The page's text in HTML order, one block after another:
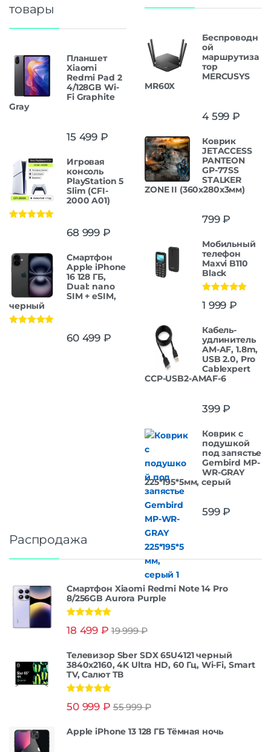
товары
Планшет
Xiaomi
Redmi Pad 2
4/128GB Wi-
Fi Graphite
Gray
15 499 ₽
Игровая
консоль
PlayStation 5
Slim (CFI-
2000 A01)
68 999 ₽
Смартфон
Apple iPhone
16 128 ГБ,
Dual: nano
SIM + eSIM,
черный
60 499 ₽
Беспроводн
ой
маршрутиза
тор
MERCUSYS
MR60X
4 599 ₽
Коврик
JETACCESS
PANTEON
GP-77SS
STALKER
ZONE II (360x280x3мм)
799₽
Мобильный
телефон
Maxvi B110
Black
из 5
1 999 ₽
Кабель-
удлинитель
AM-AF, 1.8m,
USB 2.0, Pro
Cablexpert
CCP-USB2-AMAF-6
399₽
Коврик с
подушкой
под запястье
Gembird MP-
WR-GRAY
225*195*5мм, серый
599₽
Распродажа
Смартфон Xiaomi Redmi Note 14 Pro
8/256GB Aurora Purple
из 5
18 499 ₽ 19 999₽
Телевизор Sber SDX 65U4121 черный
3840x2160, 4K Ultra HD, 60 Гц, Wi-Fi, Smart
TV, Салют ТВ
из 5
50 999 ₽ 55 999₽
Apple iPhone 13 128 ГБ Тёмная ночь